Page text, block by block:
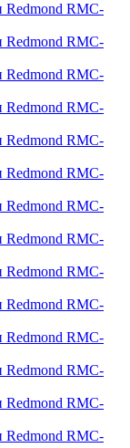
Redmond RMC-
Redmond RMC-
Redmond RMC-
Redmond RMC-
Redmond RMC-
Redmond RMC-
Redmond RMC-
Redmond RMC-
Redmond RMC-
Redmond RMC-
Redmond RMC-
Redmond RMC-
Redmond RMC-
Redmond RMC-